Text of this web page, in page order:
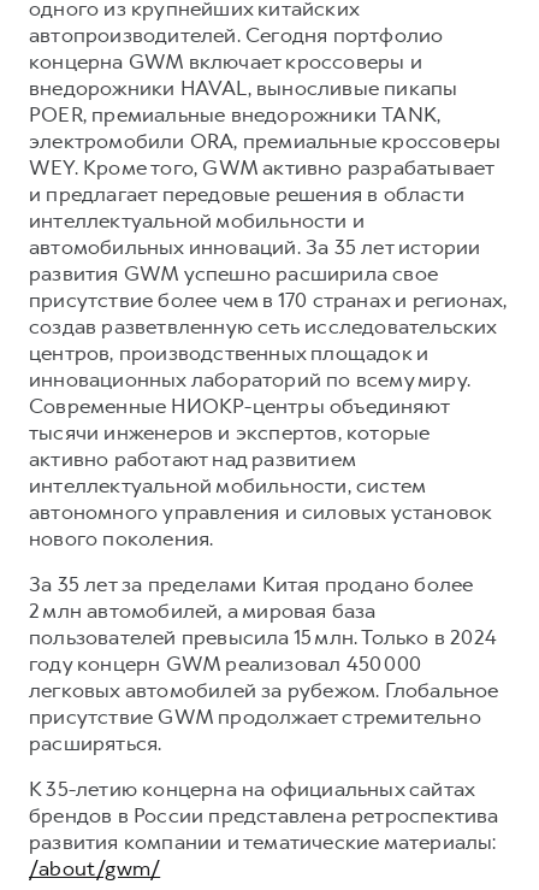
POER
от 3 449 000 ₽
Корпоративным клиентам
Крупным корпоративным клиентам
Система управления автопарком
Сервис для корпоративных клиентов
HAVAL Лизинг
АКСЕССУАРЫ HAVAL
Автомобильные аксессуары
Коллекция CITY
Коллекция Базовая
Коллекция Детская
Программа «HAVAL Защита+»
Руководства по эксплуатации
Подписки
АКСЕССУАРЫ HAVAL
Автомобильные аксессуары
Коллекция CITY
Коллекция Базовая
Коллекция Детская
одного из крупнейших китайских
автопроизводителей. Сегодня портфолио
концерна GWM включает кроссоверы и
внедорожники HAVAL, выносливые пикапы
POER, премиальные внедорожники TANK,
электромобили ORA, премиальные кроссоверы
WEY. Кроме того, GWM активно разрабатывает
и предлагает передовые решения в области
интеллектуальной мобильности и
автомобильных инноваций. За 35 лет истории
развития GWM успешно расширила свое
присутствие более чем в 170 странах и регионах,
создав разветвленную сеть исследовательских
центров, производственных площадок и
инновационных лабораторий по всему миру.
Современные НИОКР-центры объединяют
тысячи инженеров и экспертов, которые
активно работают над развитием
интеллектуальной мобильности, систем
автономного управления и силовых установок
нового поколения.
За 35 лет за пределами Китая продано более
2 млн автомобилей, а мировая база
пользователей превысила 15 млн. Только в 2024
году концерн GWM реализовал 450 000
легковых автомобилей за рубежом. Глобальное
присутствие GWM продолжает стремительно
расширяться.
К 35-летию концерна на официальных сайтах
брендов в России представлена ретроспектива
развития компании и тематические материалы:
/about/gwm/